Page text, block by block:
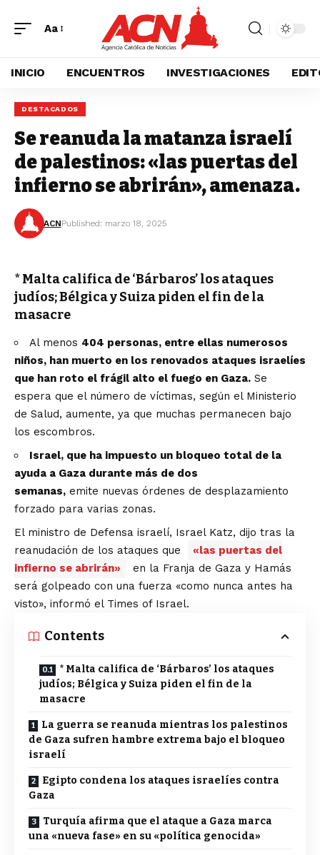
Aa
INICIO ENCUENTROS INVESTIGACIONES
DESTACADOS
Se reanuda la matanza israelí
de palestinos: «las puertas del
infierno se abrirán», amenaza.
ACNPublished: marzo 18, 2025
* Malta califica de ‘Bárbaros’ los ataques
judíos; Bélgica y Suiza piden el fin de la
masacre
Al menos 404 personas, entre ellas numerosos
niños, han muerto en los renovados ataques israelíes
que han roto el frágil alto el fuego en Gaza. Se
espera que el número de víctimas, según el Ministerio
de Salud, aumente, ya que muchas permanecen bajo
los escombros.
Israel, que ha impuesto un bloqueo total de la
ayuda a Gaza durante más de dos
semanas, emite nuevas órdenes de desplazamiento
forzado para varias zonas.
El ministro de Defensa israelí, Israel Katz, dijo tras la
reanudación de los ataques que
«las puertas del
infierno se abrirán»
en la Franja de Gaza y Hamás
será golpeado con una fuerza «como nunca antes ha
visto», informó el Times of Israel.
Contents
* Malta califica de ‘Bárbaros’ los ataques
judíos; Bélgica y Suiza piden el fin de la
masacre
La guerra se reanuda mientras los palestinos
de Gaza sufren hambre extrema bajo el bloqueo
israelí
Egipto condena los ataques israelíes contra
Gaza
Turquía afirma que el ataque a Gaza marca
una «nueva fase» en su «política genocida»